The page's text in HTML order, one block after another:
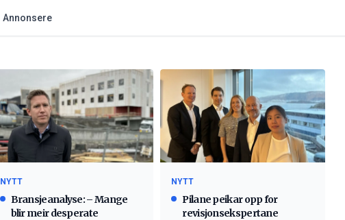
Annonsere
NYTT
Bransjeanalyse: – Mange
blir meir desperate
NYTT
Pilane peikar opp for
revisjonsekspertane